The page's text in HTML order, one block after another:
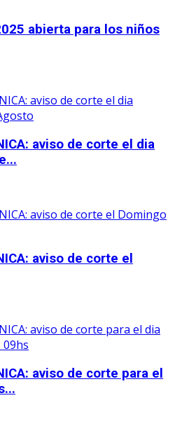
abierta para los niños
aviso de corte el dia
aviso de corte el
aviso de corte para el